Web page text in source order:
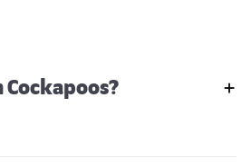
Cockapoos?